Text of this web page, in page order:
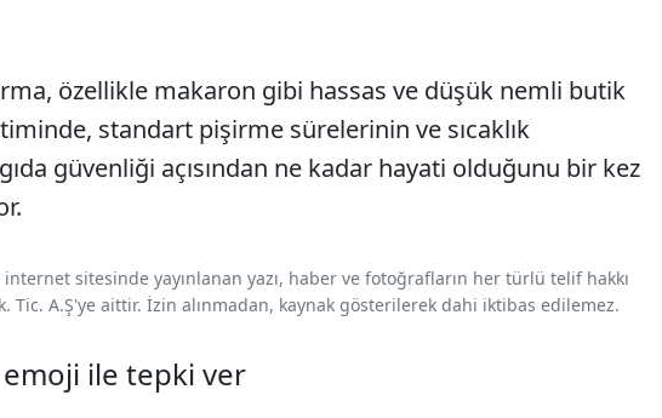
özellikle makaron gibi hassas ve düşük nemli butik
standart pişirme sürelerinin ve sıcaklık
güvenliği açısından ne kadar hayati olduğunu bir kez
sitesinde yayınlanan yazı, haber ve fotoğrafların her türlü telif hakkı
Tic. A.Ş'ye aittir. İzin alınmadan, kaynak gösterilerek dahi iktibas edilemez.
ile tepki ver